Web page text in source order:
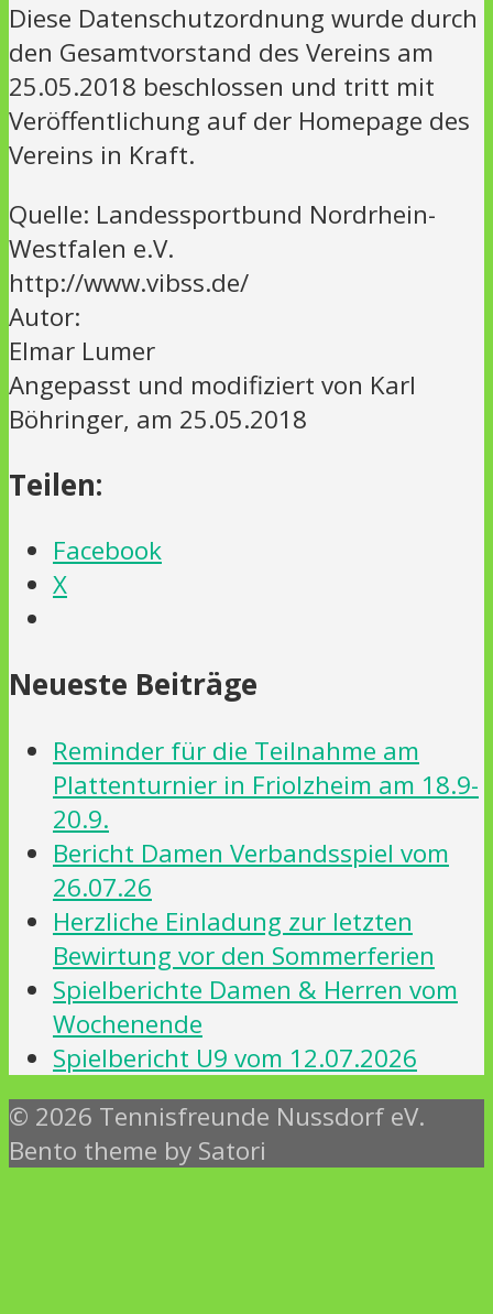
Diese Datenschutzordnung wurde durch
den Gesamtvorstand des Vereins am
25.05.2018 beschlossen und tritt mit
Veröffentlichung auf der Homepage des
Vereins in Kraft.
Quelle: Landessportbund Nordrhein-
Westfalen e.V.
http://www.vibss.de/
Autor:
Elmar Lumer
Angepasst und modifiziert von Karl
Böhringer, am 25.05.2018
Teilen:
Facebook
X
Neueste Beiträge
Reminder für die Teilnahme am
Plattenturnier in Friolzheim am 18.9-
20.9.
Bericht Damen Verbandsspiel vom
26.07.26
Herzliche Einladung zur letzten
Bewirtung vor den Sommerferien
Spielberichte Damen & Herren vom
Wochenende
Spielbericht U9 vom 12.07.2026
© 2026 Tennisfreunde Nussdorf eV.
Bento theme by Satori